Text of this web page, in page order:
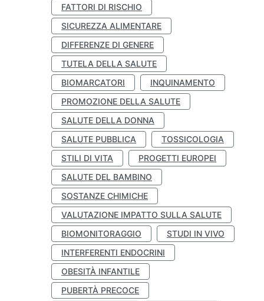
FATTORI DI RISCHIO
SICUREZZA ALIMENTARE
DIFFERENZE DI GENERE
TUTELA DELLA SALUTE
BIOMARCATORI
INQUINAMENTO
PROMOZIONE DELLA SALUTE
SALUTE DELLA DONNA
SALUTE PUBBLICA
TOSSICOLOGIA
STILI DI VITA
PROGETTI EUROPEI
SALUTE DEL BAMBINO
SOSTANZE CHIMICHE
VALUTAZIONE IMPATTO SULLA SALUTE
BIOMONITORAGGIO
STUDI IN VIVO
INTERFERENTI ENDOCRINI
OBESITÀ INFANTILE
PUBERTÀ PRECOCE